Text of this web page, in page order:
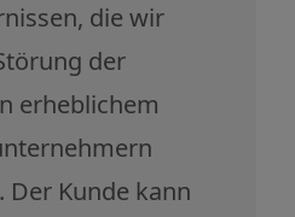
die wir
der
erheblichem
Kunde kann